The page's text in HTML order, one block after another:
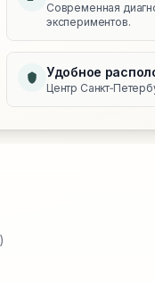
Современная
экспериментов.
Удобное
Центр